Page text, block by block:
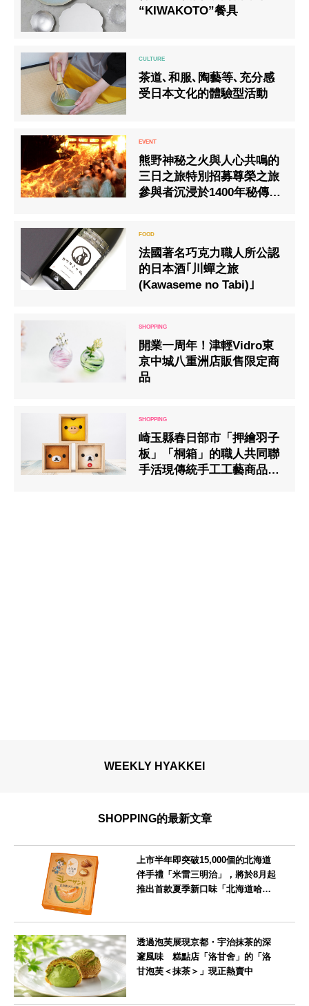
“KIWAKOTO”餐具
茶道､和服､陶藝等､充分感
受日本文化的體驗型活動
熊野神秘之火與人心共鳴的
三日之旅特別招募尊榮之旅
參與者沉浸於1400年秘傳祭
法國著名巧克力職人所公認
的日本酒｢川蟬之旅
(Kawaseme no Tabi)｣
開業一周年！津輕Vidro東
京中城八重洲店販售限定商
品
崎玉縣春日部市「押繪羽子
板」「桐箱」的職人共同聯
手活現傳統手工工藝商品-
WEEKLY HYAKKEI
SHOPPING的最新文章
上市半年即突破15,000個的北海道
伴手禮「米雷三明治」，將於8月起
推出首款夏季新口味「北海道哈密
透過泡芙展現京都・宇治抹茶的深
邃風味 糕點店「洛甘舍」的「洛
甘泡芙＜抹茶＞」現正熱賣中